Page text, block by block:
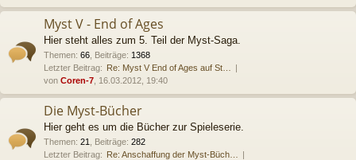
Myst V - End of Ages
Hier steht alles zum 5. Teil der Myst-Saga.
Themen: 66 Beiträge: 1368
Letzter Beitrag: Re: Myst V End of Ages auf St…
von Coren-7 , 16.03.2012, 19:40
Die Myst-Bücher
Hier geht es um die Bücher zur Spieleserie.
Themen: 21 Beiträge: 282
Letzter Beitrag: Re: Anschaffung der Myst-Büch…